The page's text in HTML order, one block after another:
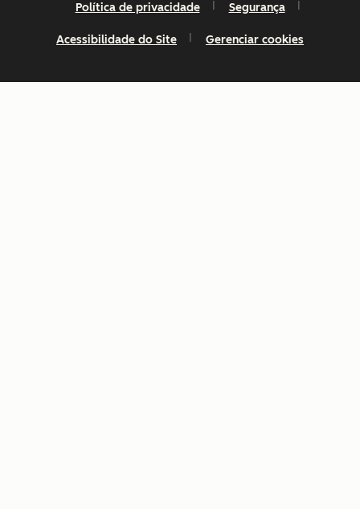
Política de privacidade Segurança
Acessibilidade do Site Gerenciar cookies